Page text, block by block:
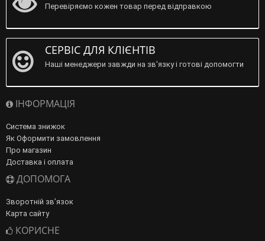
Перевіряємо кожен товар перед відправкою
СЕРВІС ДЛЯ КЛІЄНТІВ
Наші менеджери завжди на зв'язку і готові допомогти
ІНФОРМАЦІЯ
Система знижок
Як Оформити замовлення
Про магазин
Доставка і оплата
ДОПОМОГА
Зворотній зв’язок
Карта сайту
КОРИСНЕ